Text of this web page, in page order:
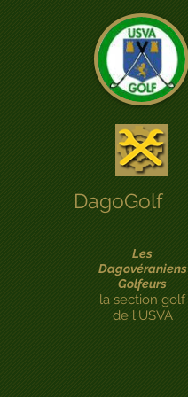
DagoGolf
Les
Dagovéraniens
Golfeurs
la section golf
de l'USVA